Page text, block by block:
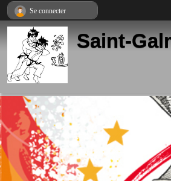
Saint-
Se connecter
Panneau de gestion des cookies